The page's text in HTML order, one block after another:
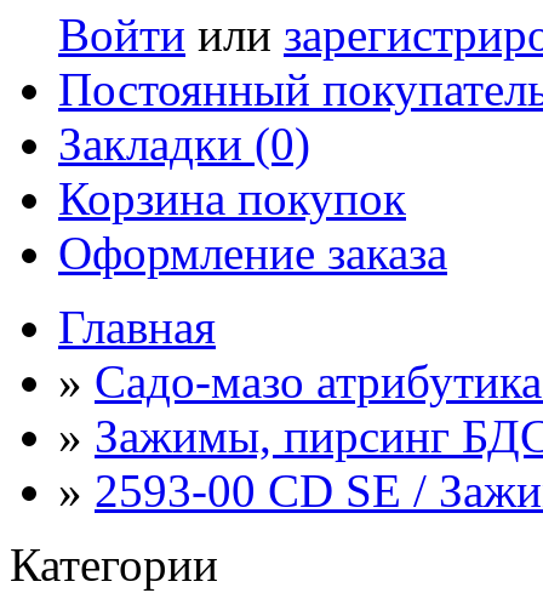
Войти или
Постоянный
Закладки (0)
Корзина покупок
Оформление заказа
Главная
» Садо-мазо
» Зажимы, пирсинг
» 2593-00 CD SE /
Категории